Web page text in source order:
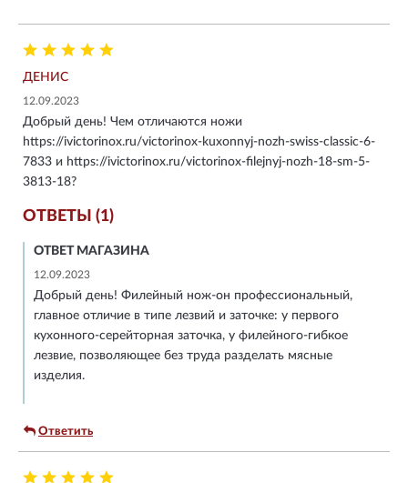
ДЕНИС
12.09.2023
Добрый день! Чем отличаются ножи
https://ivictorinox.ru/victorinox-kuxonnyj-nozh-swiss-classic-6-
7833 и https://ivictorinox.ru/victorinox-filejnyj-nozh-18-sm-5-
3813-18?
ОТВЕТЫ (1)
ОТВЕТ МАГАЗИНА
12.09.2023
Добрый день! Филейный нож-он профессиональный,
главное отличие в типе лезвий и заточке: у первого
кухонного-серейторная заточка, у филейного-гибкое
лезвие, позволяющее без труда разделать мясные
изделия.
Ответить